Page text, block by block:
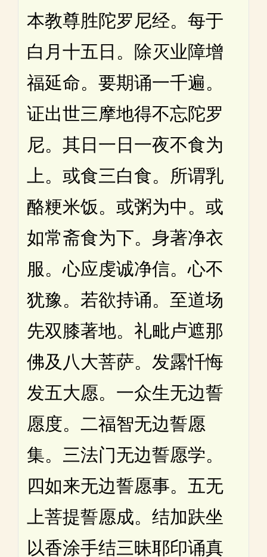
本教尊胜陀罗尼经。每于
白月十五日。除灭业障增
福延命。要期诵一千遍。
证出世三摩地得不忘陀罗
尼。其日一日一夜不食为
上。或食三白食。所谓乳
酪粳米饭。或粥为中。或
如常斋食为下。身著净衣
服。心应虔诚净信。心不
犹豫。若欲持诵。至道场
先双膝著地。礼毗卢遮那
佛及八大菩萨。发露忏悔
发五大愿。一众生无边誓
愿度。二福智无边誓愿
集。三法门无边誓愿学。
四如来无边誓愿事。五无
上菩提誓愿成。结加趺坐
以香涂手结三昧耶印诵真